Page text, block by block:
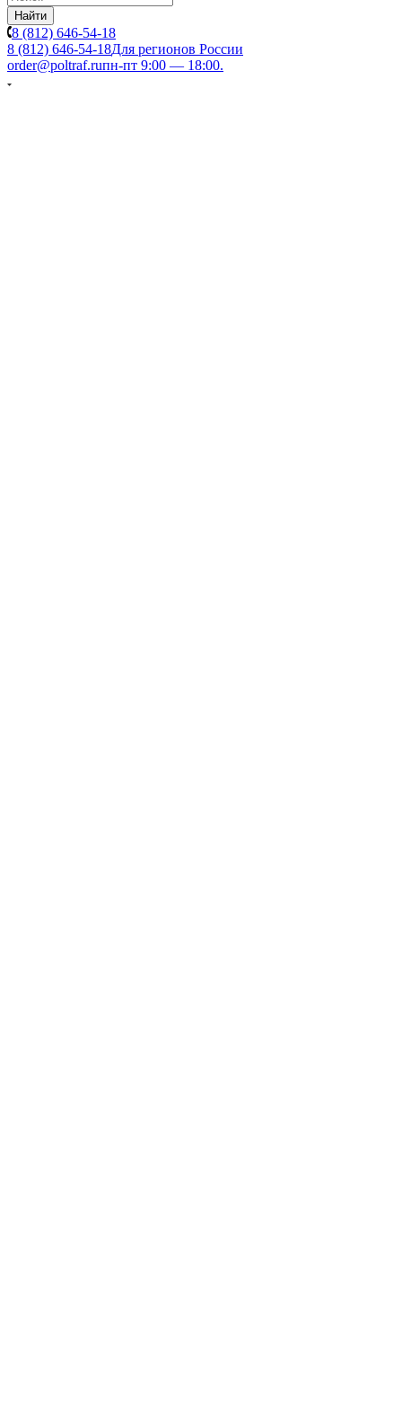
Найти
8 (812) 646-54-18
8 (812) 646-54-18Для регионов России
order@poltraf.ruпн-пт 9:00 — 18:00.